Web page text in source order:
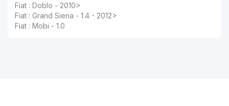
Fiat : Doblo - 2010>
Fiat : Grand Siena - 1.4 - 2012>
Fiat : Mobi - 1.0